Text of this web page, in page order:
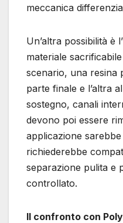
meccanica
Un’altra possibilità è
materiale
scenario, una resina
parte finale e l’altra
sostegno, canali
devono poi essere
applicazione
richiederebbe
separazione pulita e
controllato.
Il confronto con